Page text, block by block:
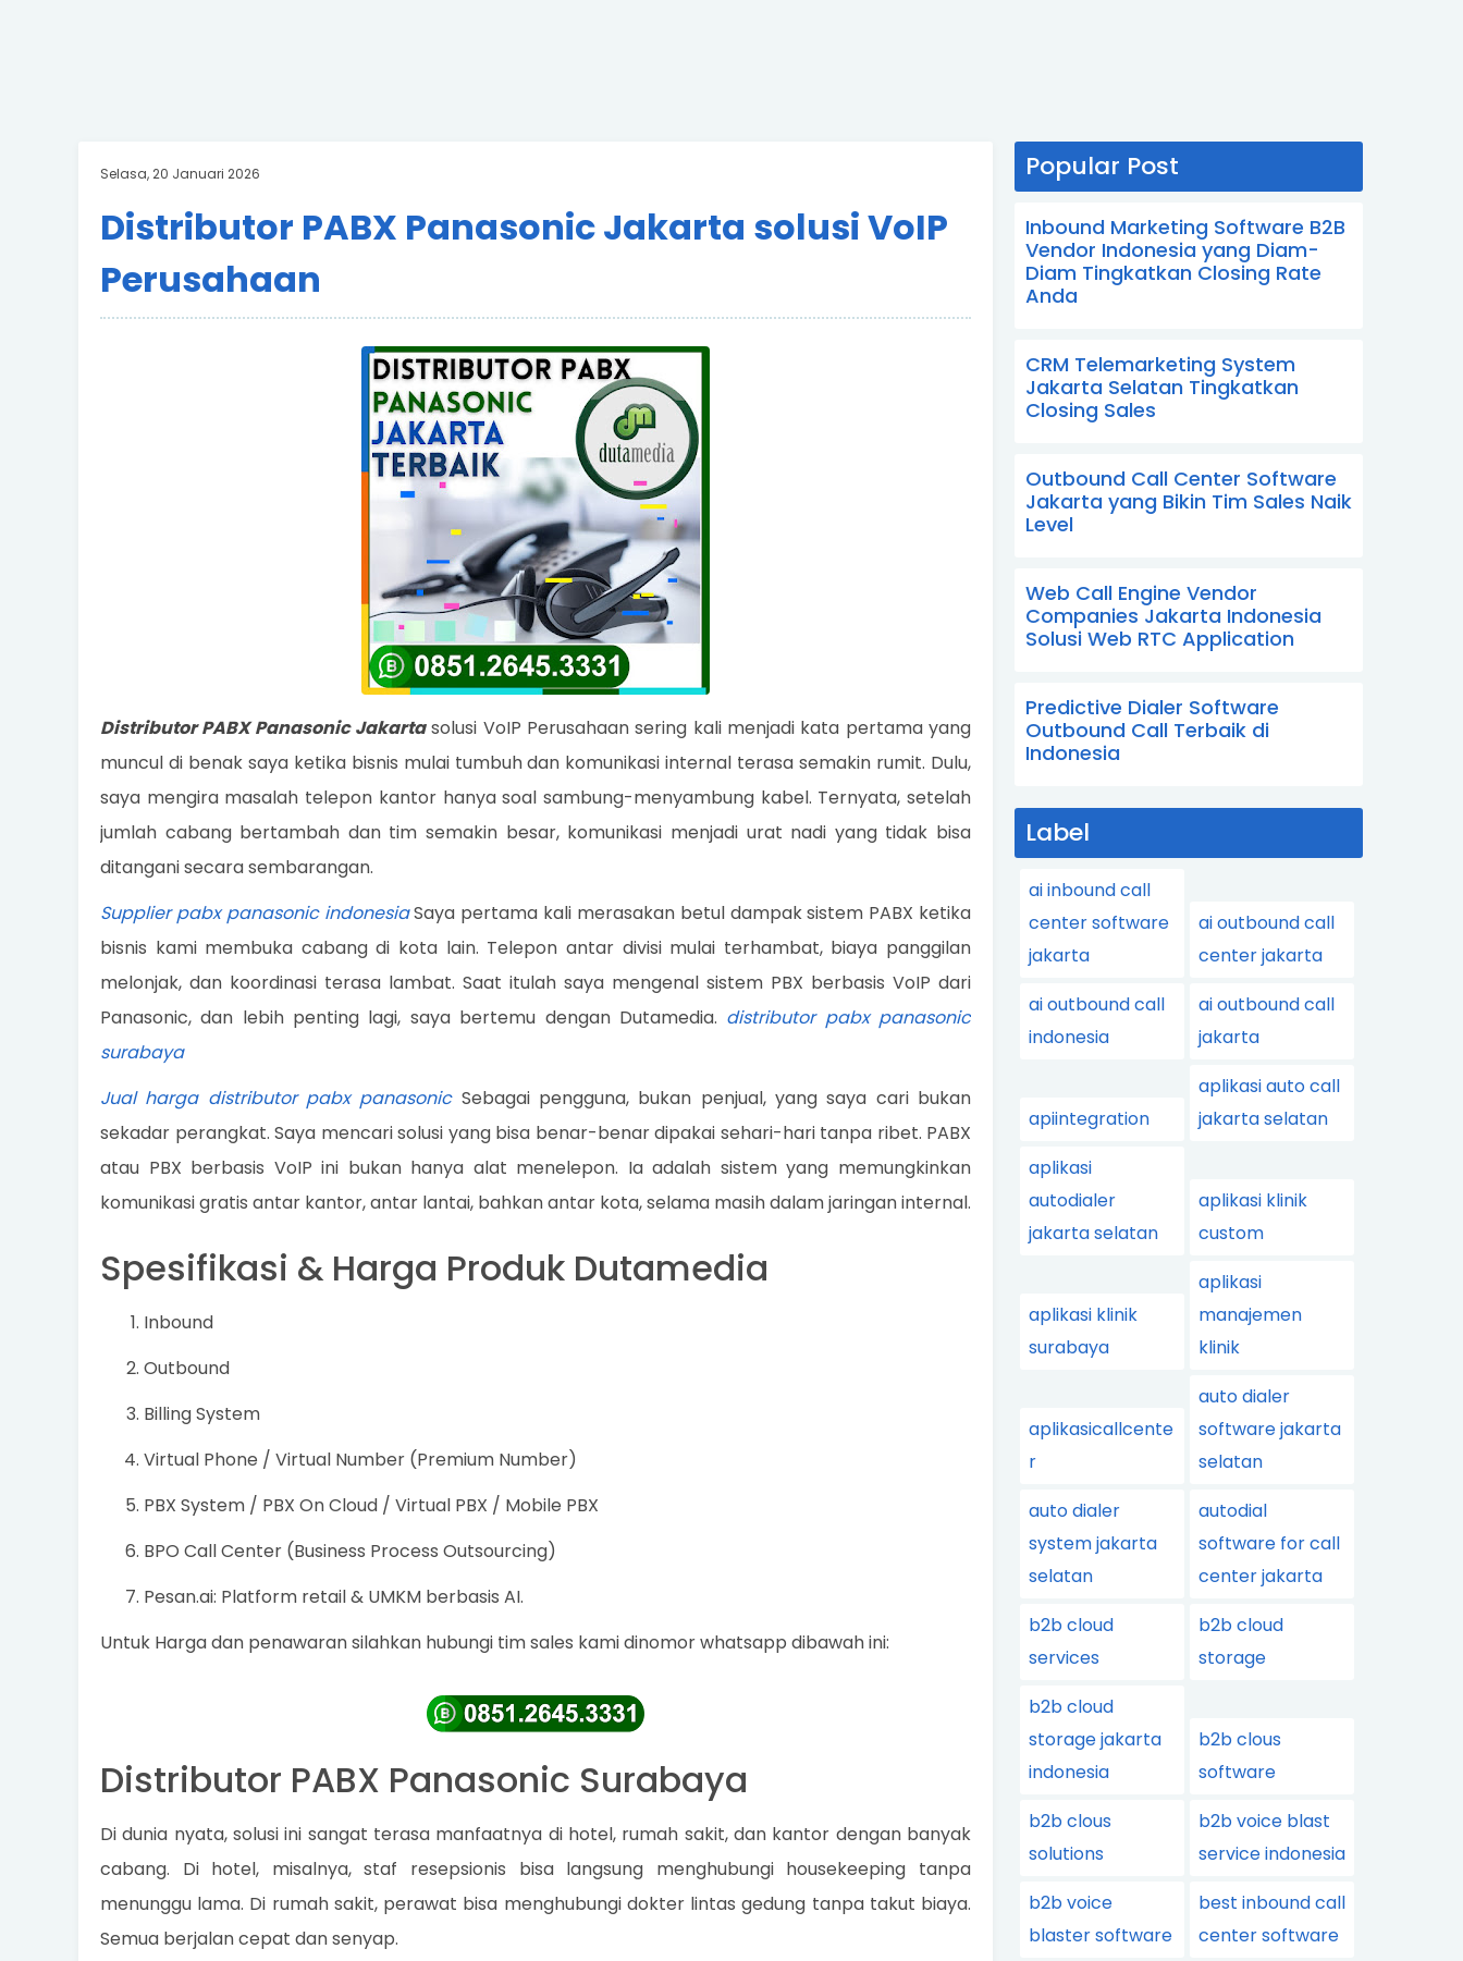
Selasa, 20 Januari 2026
Distributor PABX Panasonic Jakarta solusi VoIP
Perusahaan
Distributor PABX Panasonic Jakartasolusi VoIP Perusahaan sering kali menjadi kata pertama yang
muncul di benak saya ketika bisnis mulai tumbuh dan komunikasi internal terasa semakin rumit. Dulu,
saya mengira masalah telepon kantor hanya soal sambung-menyambung kabel. Ternyata, setelah
jumlah cabang bertambah dan tim semakin besar, komunikasi menjadi urat nadi yang tidak bisa
ditangani secara sembarangan.
Supplier pabx panasonic indonesiaSaya pertama kali merasakan betul dampak sistem PABX ketika
bisnis kami membuka cabang di kota lain. Telepon antar divisi mulai terhambat, biaya panggilan
melonjak, dan koordinasi terasa lambat. Saat itulah saya mengenal sistem PBX berbasis VoIP dari
Panasonic, dan lebih penting lagi, saya bertemu dengan Dutamedia. distributor pabx panasonic
surabaya
Jual harga distributor pabx panasonicSebagai pengguna, bukan penjual, yang saya cari bukan
sekadar perangkat. Saya mencari solusi yang bisa benar-benar dipakai sehari-hari tanpa ribet. PABX
atau PBX berbasis VoIP ini bukan hanya alat menelepon. Ia adalah sistem yang memungkinkan
komunikasi gratis antar kantor, antar lantai, bahkan antar kota, selama masih dalam jaringan internal.
Spesifikasi & Harga Produk Dutamedia
Inbound
Outbound
Billing System
Virtual Phone / Virtual Number (Premium Number)
PBX System / PBX On Cloud / Virtual PBX / Mobile PBX
BPO Call Center (Business Process Outsourcing)
Pesan.ai: Platform retail & UMKM berbasis AI.
Untuk Harga dan penawaran silahkan hubungi tim sales kami dinomor whatsapp dibawah ini:
Distributor PABX Panasonic Surabaya
Di dunia nyata, solusi ini sangat terasa manfaatnya di hotel, rumah sakit, dan kantor dengan banyak
cabang. Di hotel, misalnya, staf resepsionis bisa langsung menghubungi housekeeping tanpa
menunggu lama. Di rumah sakit, perawat bisa menghubungi dokter lintas gedung tanpa takut biaya.
Semua berjalan cepat dan senyap.
Popular Post
Inbound Marketing Software B2B
Vendor Indonesia yang Diam-
Diam Tingkatkan Closing Rate
Anda
CRM Telemarketing System
Jakarta Selatan Tingkatkan
Closing Sales
Outbound Call Center Software
Jakarta yang Bikin Tim Sales Naik
Level
Web Call Engine Vendor
Companies Jakarta Indonesia
Solusi Web RTC Application
Predictive Dialer Software
Outbound Call Terbaik di
Indonesia
Label
ai inbound call
center software
jakarta
ai outbound call
center jakarta
ai outbound call
indonesia
ai outbound call
jakarta
apiintegration
aplikasi auto call
jakarta selatan
aplikasi
autodialer
jakarta selatan
aplikasi klinik
custom
aplikasi klinik
surabaya
aplikasi
manajemen
klinik
aplikasicallcente
r
auto dialer
software jakarta
selatan
auto dialer
system jakarta
selatan
autodial
software for call
center jakarta
b2b cloud
services
b2b cloud
storage
b2b cloud
storage jakarta
indonesia
b2b clous
software
b2b clous
solutions
b2b voice blast
service indonesia
b2b voice
blaster software
best inbound call
center software